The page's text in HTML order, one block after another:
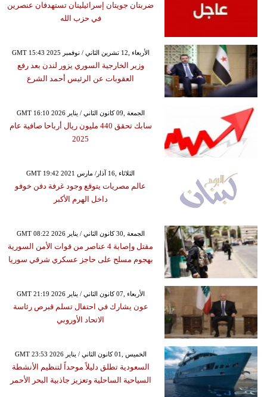
ضربتان جويتان إسرائيليتان تستهدفان عنصرين
في حزب الله
GMT 15:43 2025 الأربعاء ,12 تشرين الثاني / نوفمبر
وزير الخارجية السوري يزور لندن بعد رفع
العقوبات عن الرئيس أحمد الشرع
GMT 16:10 2026 الجمعة ,09 كانون الثاني / يناير
سابك تحقق 440 مليون ريال أرباحا صافية عام
2025
GMT 19:42 2021 الثلاثاء ,16 آذار/ مارس
عالم مصريات يتوقع وجود غرفة دفن خوفو
داخل الهرم الأكبر
GMT 08:22 2026 الجمعة ,30 كانون الثاني / يناير
مقتل وإصابة 4 عناصر من قوات الأمن السورية
بهجوم مسلح على حاجز عسكري شرقي سوريا
GMT 21:19 2026 الأربعاء ,07 كانون الثاني / يناير
عون يشارك في احتفال تسلم قبرص رئاسة
الاتحاد الأوروبي
GMT 23:53 2026 الخميس ,01 كانون الثاني / يناير
السعودية تطلق دليلاً موحداً لتنظيم الأنشطة
السياحية الساحلية وتعزيز جاذبية البحر الأحمر